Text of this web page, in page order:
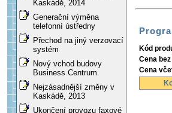
Kaskádě, 2014
Generační výměna
telefonní ústředny
Přechod na jiný verzovací
systém
Nový vchod budovy
Business Centrum
Nejzásadnější změny v
Kaskádě, 2013
Ukončení provozu faxové
Kód
Cena
Cena